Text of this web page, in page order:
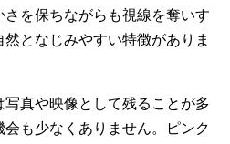
を保ちながらも視線を奪いす
となじみやすい特徴がありま
写真や映像として残ることが多
会も少なくありません。ピンク